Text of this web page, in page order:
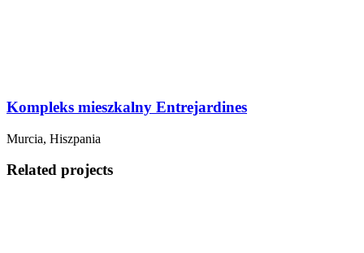
Kompleks mieszkalny Entrejardines
Murcia, Hiszpania
Related projects